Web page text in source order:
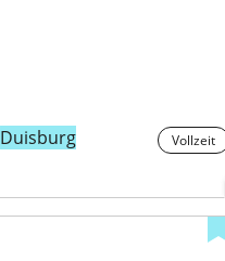
Duisburg Vollzeit